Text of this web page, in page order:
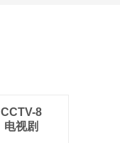
CCTV-8
电视剧